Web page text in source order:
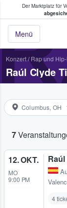
Der Marktplatz für
Menü
Tickets
Konzert/ Rap und
Raúl Clyde
Columbus, OH
7
12. OKT.
MO
9:00 PM
4